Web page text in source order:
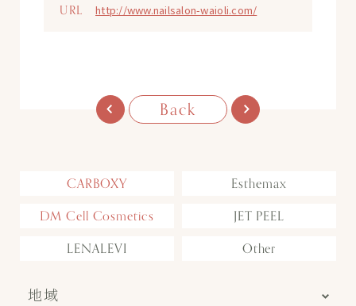
URL http://www.nailsalon-waioli.com/
Back
CARBOXY
Esthemax
DM Cell Cosmetics
JET PEEL
LENALEVI
Other
地域